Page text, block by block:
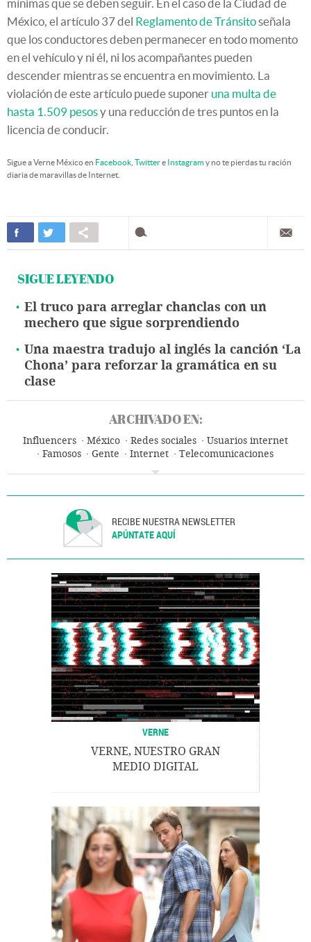
mínimas que se deben seguir. En el caso de la Ciudad de
México, el artículo 37 del Reglamento de Tránsitoseñala
que los conductores deben permanecer en todo momento
en el vehículo y ni él, ni los acompañantes pueden
descender mientras se encuentra en movimiento. La
violación de este artículo puede suponer una multa de
hasta 1.509 pesosy una reducción de tres puntos en la
licencia de conducir.
Sigue a Verne México en Facebook Twittere Instagramy no te pierdas tu ración
diaria de maravillas de Internet.
SIGUE LEYENDO
El truco para arreglar chanclas con un
mechero que sigue sorprendiendo
Una maestra tradujo al inglés la canción ‘La
Chona’ para reforzar la gramática en su
clase
ARCHIVADO EN:
Influencers México Redes sociales
Usuarios internet
Famosos
Gente Internet
Telecomunicaciones
RECIBE NUESTRA NEWSLETTER
APÚNTATE AQUÍ
VERNE
VERNE, NUESTRO GRAN
MEDIO DIGITAL